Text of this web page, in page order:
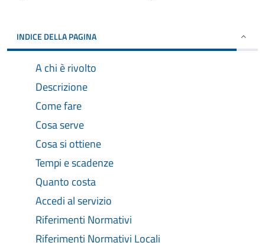
INDICE DELLA PAGINA
A chi è rivolto
Descrizione
Come fare
Cosa serve
Cosa si ottiene
Tempi e scadenze
Quanto costa
Accedi al servizio
Riferimenti Normativi
Riferimenti Normativi Locali